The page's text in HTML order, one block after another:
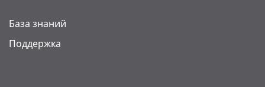
База знаний
Поддержка